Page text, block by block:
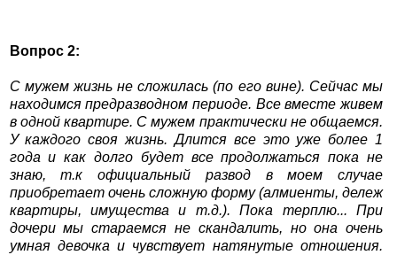
Вопрос 2:
С мужем жизнь не сложилась (по его вине). Сейчас мы
находимся предразводном периоде. Все вместе живем
в одной квартире. С мужем практически не общаемся.
У каждого своя жизнь. Длится все это уже более 1
года и как долго будет все продолжаться пока не
знаю, т.к официальный развод в моем случае
приобретает очень сложную форму (алмиенты, дележ
квартиры, имущества и т.д.). Пока терплю... При
дочери мы стараемся не скандалить, но она очень
умная девочка и чувствует натянутые отношения.